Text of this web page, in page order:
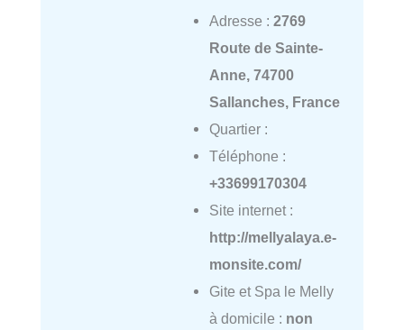
Adresse : 2769
Route de Sainte-
Anne, 74700
Sallanches, France
Quartier :
Téléphone :
+33699170304
Site internet :
http://mellyalaya.e-
monsite.com/
Gite et Spa le Melly
à domicile : non